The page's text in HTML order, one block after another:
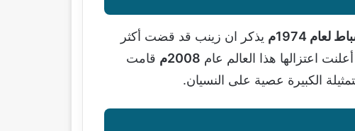
1974م
يذكر ان زينب قد قضت أكثر
اعتزالها هذا العالم عام 2008م
قامت
الكبيرة عصية على النسيان.